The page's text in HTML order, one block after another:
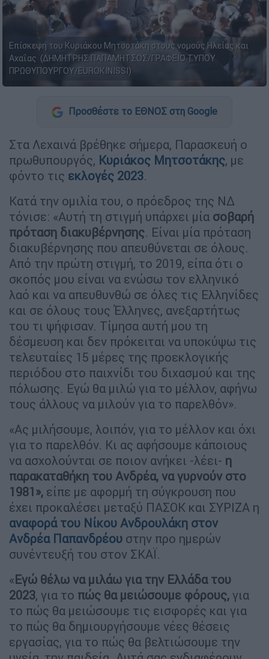
Επίσκεψη του Κυριάκου Μητσοτάκη στους νομούς Ηλείας και
Αχαΐας (ΔΗΜΗΤΡΗΣ ΠΑΠΑΜΗΤΣΟΣ/ΓΡΑΦΕΙΟ ΤΥΠΟΥ
ΠΡΩΘΥΠΟΥΡΓΟΥ/EUROKINISSI)
Προσθέστε το ΕΘΝΟΣ στη Google
Στα Λεχαινά βρέθηκε σήμερα, Παρασκευή ο
πρωθυπουργός, Κυριάκος Μητσοτάκης, με
φόντο τις εκλογές 2023.
Κατά την ομιλία του, ο πρόεδρος της ΝΔ
τόνισε: «Αυτή τη στιγμή υπάρχει μία σοβαρή
πρόταση διακυβέρνησης. Είναι μία πρόταση
διακυβέρνησης που απευθύνεται σε όλους.
Από την πρώτη στιγμή, το 2019, είπα ότι ο
σκοπός μου είναι να ενώσω τον ελληνικό
λαό και να απευθυνθώ σε όλες τις Ελληνίδες
και σε όλους τους Έλληνες, ανεξαρτήτως
του τι ψήφισαν. Τίμησα αυτή μου τη
δέσμευση και δεν πρόκειται να υποκύψω τις
τελευταίες 15 μέρες της προεκλογικής
περιόδου στο παιχνίδι του διχασμού και της
πόλωσης. Εγώ θα μιλώ για το μέλλον, αφήνω
τους άλλους να μιλούν για το παρελθόν».
«Ας μιλήσουμε, λοιπόν, για το μέλλον και όχι
για το παρελθόν. Κι ας αφήσουμε κάποιους
να ασχολούνται σε ποιον ανήκει -λέει- η
παρακαταθήκη του Ανδρέα, να γυρνούν στο
1981», είπε με αφορμή τη σύγκρουση που
έχει προκαλέσει μεταξύ ΠΑΣΟΚ και ΣΥΡΙΖΑ η
αναφορά του Νίκου Ανδρουλάκη στον
Ανδρέα Παπανδρέου στην προ ημερών
συνέντευξή του στον ΣΚΑΪ.
«Εγώ θέλω να μιλάω για την Ελλάδα του
2023, για το πώς θα μειώσουμε φόρους, για
το πώς θα μειώσουμε τις εισφορές και για
το πώς θα δημιουργήσουμε νέες θέσεις
εργασίας, για το πώς θα βελτιώσουμε την